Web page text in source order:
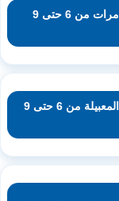
عروض نستو هايبر ماركت العامرات من 6 حتى 9
عروض مارك اند سيف للتسوق المعبيلة من 6 حتى 9